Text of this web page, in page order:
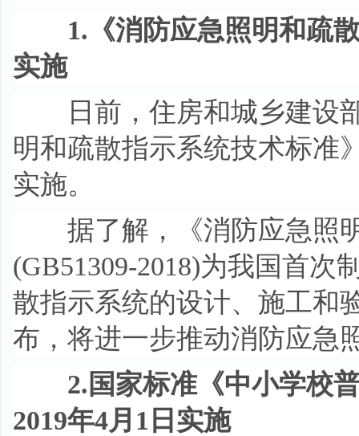
1.《消防应急照明和疏
实施
日前，住房和城乡建设部
明和疏散指示系统技术标准
实施。
据了解，《消防应急照
(GB51309-2018)为我国首
散指示系统的设计、施工和
布，将进一步推动消防应急
2.国家标准《中小学校
2019年4月1日实施